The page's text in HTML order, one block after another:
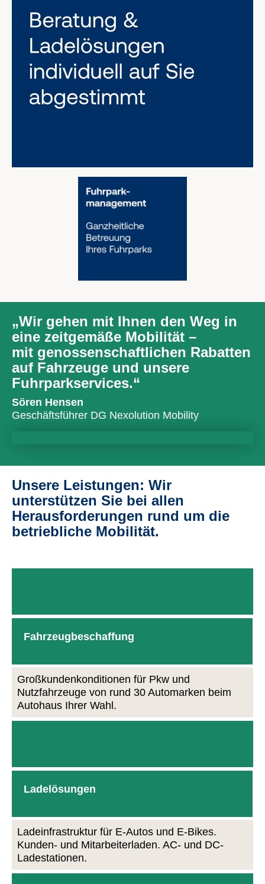
„Wir gehen mit Ihnen den Weg in
eine zeitgemäße Mobilität –
mit genossenschaftlichen Rabatten
auf Fahrzeuge und unsere
Fuhrparkservices.“
Sören Hensen
Geschäftsführer DG Nexolution Mobility
Unsere Leistungen: Wir
unterstützen Sie bei allen
Herausforderungen rund um die
betriebliche Mobilität.
Fahrzeugbeschaffung
Großkundenkonditionen für Pkw und
Nutzfahrzeuge von rund 30 Automarken beim
Autohaus Ihrer Wahl.
Ladelösungen
Ladeinfrastruktur für E-Autos und E-Bikes.
Kunden- und Mitarbeiterladen. AC- und DC-
Ladestationen.